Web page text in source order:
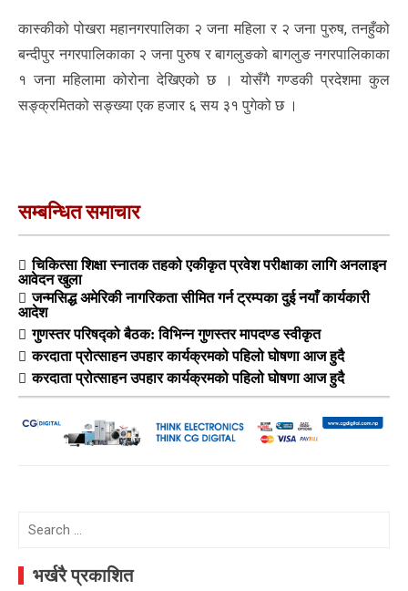
कास्कीको पोखरा महानगरपालिका २ जना महिला र २ जना पुरुष, तनहुँको
बन्दीपुर नगरपालिकाका २ जना पुरुष र बागलुङको बागलुङ नगरपालिकाका
१ जना महिलामा कोरोना देखिएको छ । योसँगै गण्डकी प्रदेशमा कुल
सङ्क्रमितको सङ्ख्या एक हजार ६ सय ३१ पुगेको छ ।
सम्बन्धित समाचार
चिकित्सा शिक्षा स्नातक तहको एकीकृत प्रवेश परीक्षाका लागि अनलाइन
आवेदन खुला
जन्मसिद्ध अमेरिकी नागरिकता सीमित गर्न ट्रम्पका दुई नयाँ कार्यकारी
आदेश
गुणस्तर परिषद्को बैठक: विभिन्न गुणस्तर मापदण्ड स्वीकृत
करदाता प्रोत्साहन उपहार कार्यक्रमको पहिलो घोषणा आज हुदै
करदाता प्रोत्साहन उपहार कार्यक्रमको पहिलो घोषणा आज हुदै
Search
भर्खरै प्रकाशित